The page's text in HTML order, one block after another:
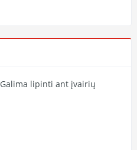
lipinti ant įvairių